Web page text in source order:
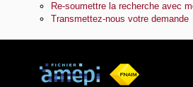
Re-soumettre la recherche avec
Transmettez-nous votre demande